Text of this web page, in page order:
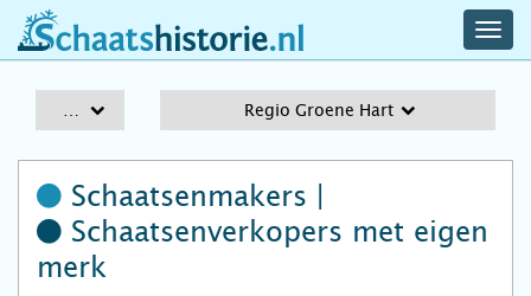
schaatshistorie.nl
Regio Groene Hart
Schaatsenmakers |
Schaatsenverkopers met eigen
merk